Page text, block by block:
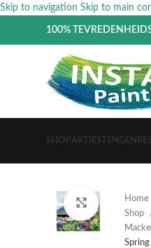
Skip to navigation Skip to main
100%
SHOPARTIESTEN GENRES
Click toHome
Shop
Macke
Spring